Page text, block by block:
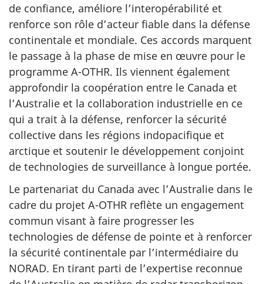
de confiance, améliore l’interopérabilité et
renforce son rôle d’acteur fiable dans la défense
continentale et mondiale. Ces accords marquent
le passage à la phase de mise en œuvre pour le
programme A-OTHR. Ils viennent également
approfondir la coopération entre le Canada et
l’Australie et la collaboration industrielle en ce
qui a trait à la défense, renforcer la sécurité
collective dans les régions indopacifique et
arctique et soutenir le développement conjoint
de technologies de surveillance à longue portée.
Le partenariat du Canada avec l’Australie dans le
cadre du projet A-OTHR reflète un engagement
commun visant à faire progresser les
technologies de défense de pointe et à renforcer
la sécurité continentale par l’intermédiaire du
NORAD. En tirant parti de l’expertise reconnue